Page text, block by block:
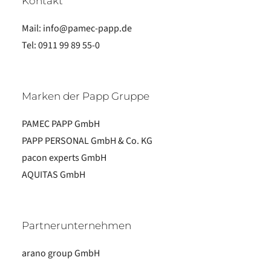
Mail: info@pamec-papp.de
Tel:0911 99 89 55-0
Marken der Papp Gruppe
PAMEC PAPP GmbH
PAPP PERSONAL GmbH & Co. KG
pacon experts GmbH
AQUITAS GmbH
Partnerunternehmen
arano group GmbH